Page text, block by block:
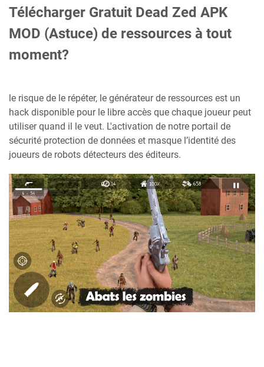
Télécharger Gratuit Dead Zed APK
MOD (Astuce) de ressources à tout
moment?
le risque de le répéter, le générateur de ressources est un
hack disponible pour le libre accès que chaque joueur peut
utiliser quand il le veut. L'activation de notre portail de
sécurité protection de données et masque l’identité des
joueurs de robots détecteurs des éditeurs.